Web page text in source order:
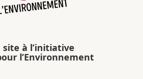
site à l’initiative
l’Environnement